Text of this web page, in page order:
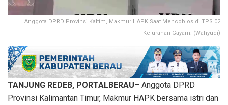
Anggota DPRD Provinsi Kaltim, Makmur HAPK Saat Mencoblos di TPS 02
Kelurahan Gayam. (Wahyudi)
TANJUNG REDEB, PORTALBERAU– Anggota DPRD
Provinsi Kalimantan Timur, Makmur HAPK bersama istri dan